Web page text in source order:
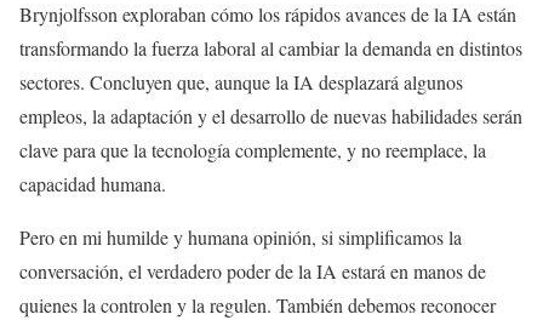
Brynjolfsson exploraban cómo los rápidos avances de la IA están
transformando la fuerza laboral al cambiar la demanda en distintos
sectores. Concluyen que, aunque la IA desplazará algunos
empleos, la adaptación y el desarrollo de nuevas habilidades serán
clave para que la tecnología complemente, y no reemplace, la
capacidad humana.
Pero en mi humilde y humana opinión, si simplificamos la
conversación, el verdadero poder de la IA estará en manos de
quienes la controlen y la regulen. También debemos reconocer